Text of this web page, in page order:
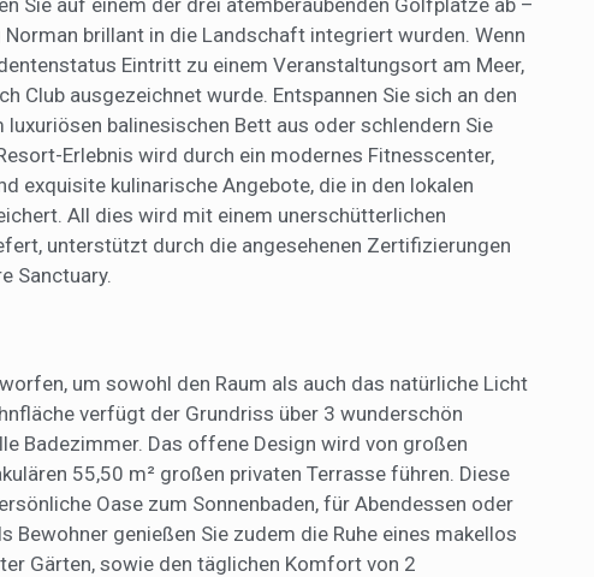
brillant in die Landschaft integriert wurden. Wenn
Eintritt zu einem Veranstaltungsort am Meer,
Club ausgezeichnet wurde. Entspannen Sie sich an den
balinesischen Bett aus oder schlendern Sie
Erlebnis wird durch ein modernes Fitnesscenter,
exquisite kulinarische Angebote, die in den lokalen
All dies wird mit einem unerschütterlichen
unterstützt durch die angesehenen Zertifizierungen
Sanctuary.
um sowohl den Raum als auch das natürliche Licht
verfügt der Grundriss über 3 wunderschön
Badezimmer. Das offene Design wird von großen
55,50 m² großen privaten Terrasse führen. Diese
Oase zum Sonnenbaden, für Abendessen oder
genießen Sie zudem die Ruhe eines makellos
Gärten, sowie den täglichen Komfort von 2